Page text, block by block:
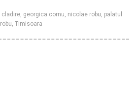
cladire, georgica cornu, nicolae robu, palatul
robu, Timisoara